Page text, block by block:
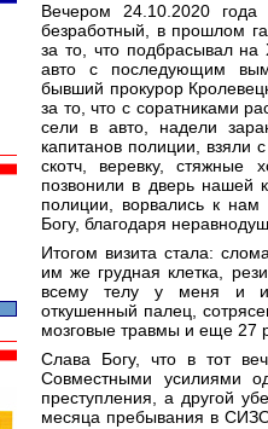
Вечером 24.10.2020
безработный, в прошлом
за то, что подбрасывал на
авто с последующим
бывший прокурор
за то, что с соратниками
сели в авто, надели
капитанов полиции, взяли
скотч, веревку,
позвонили в дверь нашей
полиции, ворвались к
Богу, благодаря
Итогом визита стала:
им же грудная клетка,
всему телу у меня и
откушенный палец,
мозговые травмы и еще 27
Слава Богу, что в тот
Совместными усилиями
преступления, а другой
месяца пребывания в СИЗО